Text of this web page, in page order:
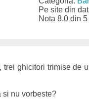
Pe site din
Nota 8.0 din
trei ghicitori trimise de
si nu vorbeste?